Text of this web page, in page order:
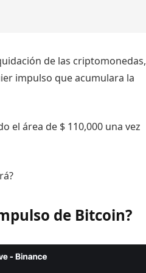
de las criptomonedas,
impulso que acumulara la
el área de $ 110,000 una vez
de Bitcoin?